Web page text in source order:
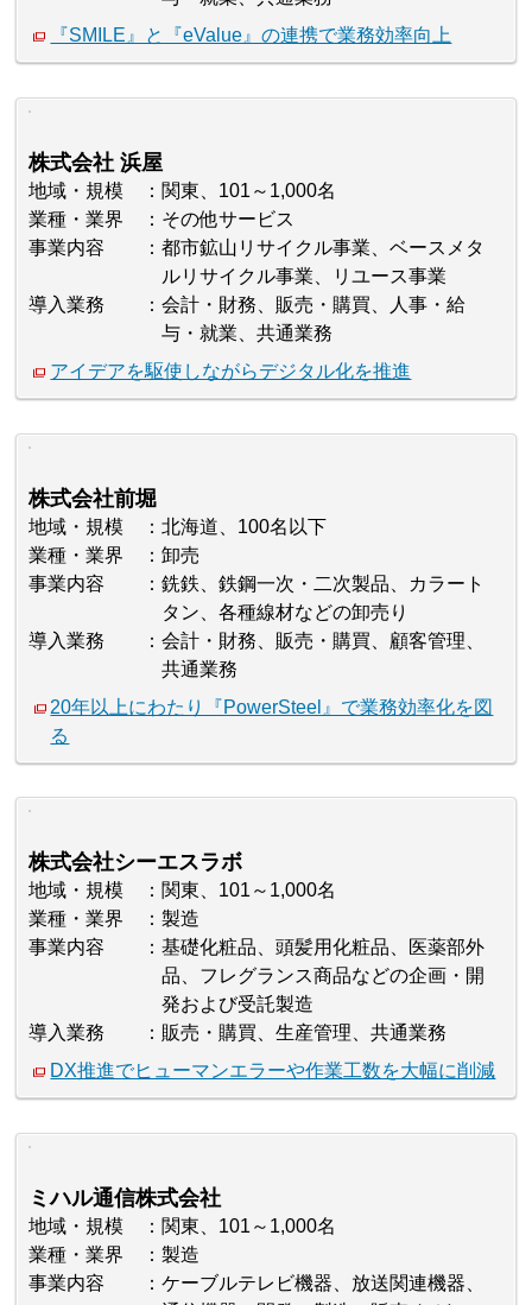
『SMILE』と『eValue』の連携で業務効率向上
株式会社 浜屋
地域・規模
関東、101～1,000名
業種・業界
その他サービス
事業内容
都市鉱山リサイクル事業、ベースメタ
ルリサイクル事業、リユース事業
導入業務
会計・財務、販売・購買、人事・給
与・就業、共通業務
アイデアを駆使しながらデジタル化を推進
株式会社前堀
地域・規模
北海道、100名以下
業種・業界
卸売
事業内容
銑鉄、鉄鋼一次・二次製品、カラート
タン、各種線材などの卸売り
導入業務
会計・財務、販売・購買、顧客管理、
共通業務
20年以上にわたり『PowerSteel』で業務効率化を図
る
株式会社シーエスラボ
地域・規模
関東、101～1,000名
業種・業界
製造
事業内容
基礎化粧品、頭髪用化粧品、医薬部外
品、フレグランス商品などの企画・開
発および受託製造
導入業務
販売・購買、生産管理、共通業務
DX推進でヒューマンエラーや作業工数を大幅に削減
ミハル通信株式会社
地域・規模
関東、101～1,000名
業種・業界
製造
事業内容
ケーブルテレビ機器、放送関連機器、